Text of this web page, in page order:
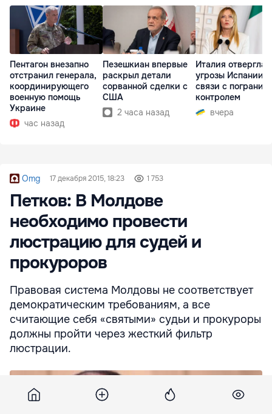
Пентагон внезапно
отстранил генерала,
координирующего
военную помощь
Украине
час назад
Пезешкиан впервые
раскрыл детали
сорванной сделки с
США
2 часа назад
Италия отвергла
угрозы Испании в
связи с
контролем
вчера
Omg 17 декабря 2015, 18:23 1 753
Петков: В Молдове
необходимо провести
люстрацию для судей и
прокуроров
Правовая система Молдовы не соответствует
демократическим требованиям, а все
считающие себя «святыми» судьи и прокуроры
должны пройти через жесткий фильтр
люстрации.